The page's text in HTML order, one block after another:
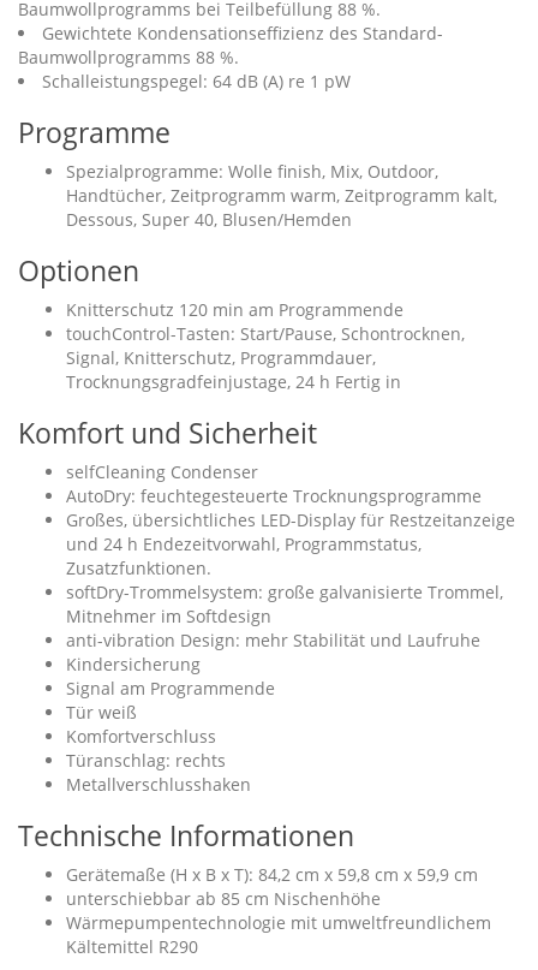
Baumwollprogramms bei Teilbefüllung 88 %.
Gewichtete Kondensationseffizienz des Standard-
Baumwollprogramms 88 %.
Schalleistungspegel: 64 dB (A) re 1 pW
Programme
Spezialprogramme: Wolle finish, Mix, Outdoor,
Handtücher, Zeitprogramm warm, Zeitprogramm kalt,
Dessous, Super 40, Blusen/Hemden
Optionen
Knitterschutz 120 min am Programmende
touchControl-Tasten: Start/Pause, Schontrocknen,
Signal, Knitterschutz, Programmdauer,
Trocknungsgradfeinjustage, 24 h Fertig in
Komfort und Sicherheit
selfCleaning Condenser
AutoDry: feuchtegesteuerte Trocknungsprogramme
Großes, übersichtliches LED-Display für Restzeitanzeige
und 24 h Endezeitvorwahl, Programmstatus,
Zusatzfunktionen.
softDry-Trommelsystem: große galvanisierte Trommel,
Mitnehmer im Softdesign
anti-vibration Design: mehr Stabilität und Laufruhe
Kindersicherung
Signal am Programmende
Tür weiß
Komfortverschluss
Türanschlag: rechts
Metallverschlusshaken
Technische Informationen
Gerätemaße (H x B x T): 84,2 cm x 59,8 cm x 59,9 cm
unterschiebbar ab 85 cm Nischenhöhe
Wärmepumpentechnologie mit umweltfreundlichem
Kältemittel R290